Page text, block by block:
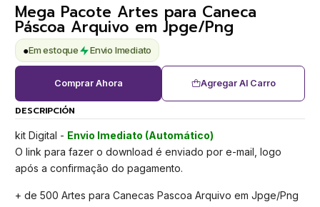
Mega Pacote Artes para Caneca
Páscoa Arquivo em Jpge/Png
●Em estoque Envio Imediato
Agregar Al Carro
Comprar Ahora
DESCRIPCIÓN
kit Digital - Envio Imediato (Automático)
O link para fazer o download é enviado por e-mail, logo
após a confirmação do pagamento.
+ de 500 Artes para Canecas Pascoa Arquivo em Jpge/Png